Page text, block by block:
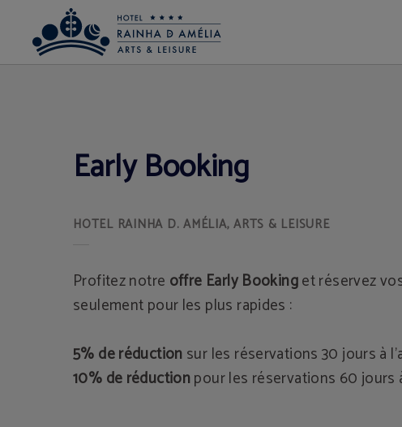
Early Booking de l´Hotel Rainha D. Amélia, Arts & Leisure Hôtel à Castelo Branco. Site
Early Booking
Profitez notre offre Early Bookinget réservez
seulement pour les plus rapides :
5% de réductionsur les réservations 30 jours à
10% de réductionpour les réservations 60 jours